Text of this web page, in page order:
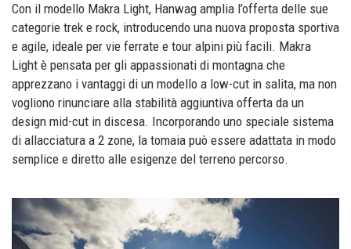
Con il modello Makra Light, Hanwag amplia l’offerta delle sue
categorie trek e rock, introducendo una nuova proposta sportiva
e agile, ideale per vie ferrate e tour alpini più facili. Makra
Light è pensata per gli appassionati di montagna che
apprezzano i vantaggi di un modello a low-cut in salita, ma non
vogliono rinunciare alla stabilità aggiuntiva offerta da un
design mid-cut in discesa. Incorporando uno speciale sistema
di allacciatura a 2 zone, la tomaia può essere adattata in modo
semplice e diretto alle esigenze del terreno percorso.